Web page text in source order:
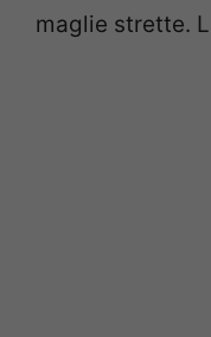
maglie strette.